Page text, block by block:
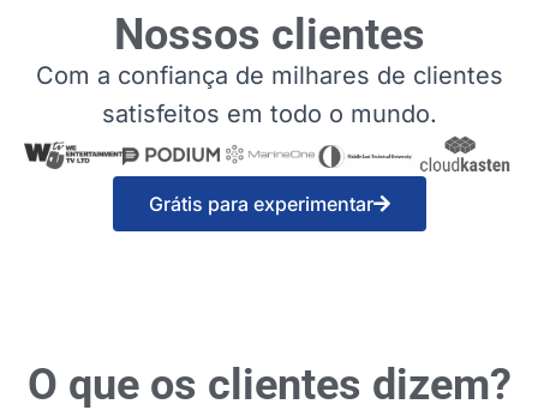
Nossos clientes
Com a confiança de milhares de clientes
satisfeitos em todo o mundo.
Grátis para experimentar
O que os clientes dizem?